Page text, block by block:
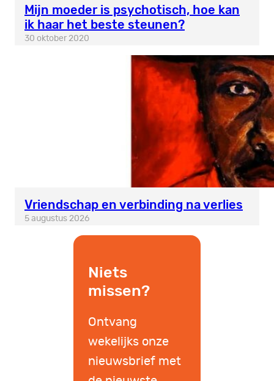
Mijn moeder is psychotisch, hoe kan
ik haar het beste steunen?
30 oktober 2020
Vriendschap en verbinding na verlies
5 augustus 2026
Niets
missen?
Ontvang
wekelijks onze
nieuwsbrief met